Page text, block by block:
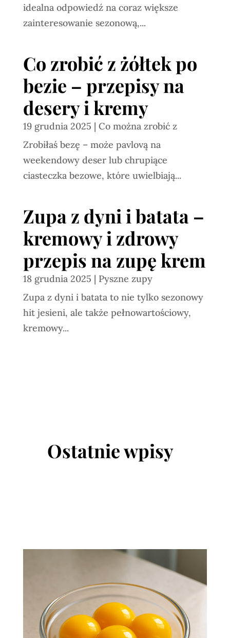
idealna odpowiedź na coraz większe
zainteresowanie sezonową,...
Co zrobić z żółtek po
bezie – przepisy na
desery i kremy
19 grudnia 2025 | Co można zrobić z
Zrobiłaś bezę – może pavlovą na
weekendowy deser lub chrupiące
ciasteczka bezowe, które uwielbiają...
Zupa z dyni i batata –
kremowy i zdrowy
przepis na zupę krem
18 grudnia 2025 | Pyszne zupy
Zupa z dyni i batata to nie tylko sezonowy
hit jesieni, ale także pełnowartościowy,
kremowy...
Ostatnie wpisy